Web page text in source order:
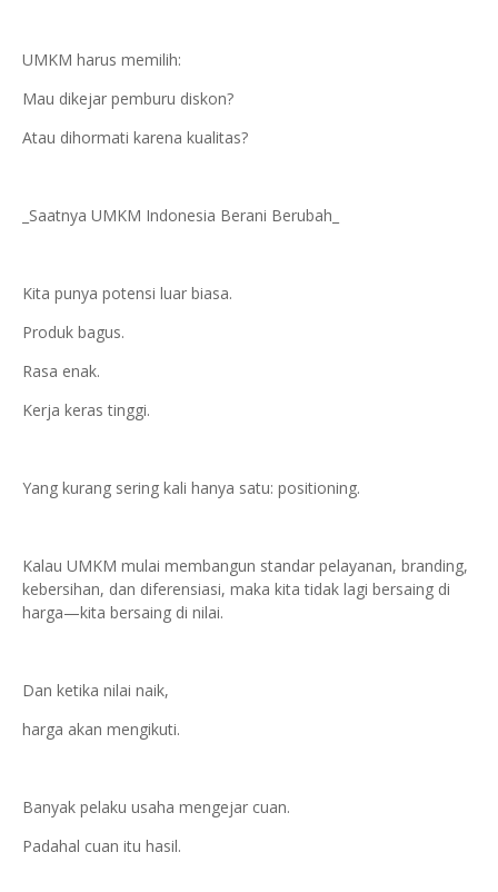
UMKM harus memilih:
Mau dikejar pemburu diskon?
Atau dihormati karena kualitas?
_Saatnya UMKM Indonesia Berani Berubah_
Kita punya potensi luar biasa.
Produk bagus.
Rasa enak.
Kerja keras tinggi.
Yang kurang sering kali hanya satu: positioning.
Kalau UMKM mulai membangun standar pelayanan, branding,
kebersihan, dan diferensiasi, maka kita tidak lagi bersaing di
harga—kita bersaing di nilai.
Dan ketika nilai naik,
harga akan mengikuti.
Banyak pelaku usaha mengejar cuan.
Padahal cuan itu hasil.